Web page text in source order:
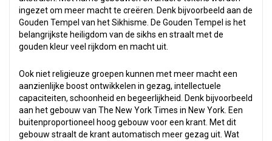
ingezet om meer macht te creëren. Denk bijvoorbeeld aan de
Gouden Tempel van het Sikhisme. De Gouden Tempel is het
belangrijkste heiligdom van de sikhs en straalt met de
gouden kleur veel rijkdom en macht uit.
Ook niet religieuze groepen kunnen met meer macht een
aanzienlijke boost ontwikkelen in gezag, intellectuele
capaciteiten, schoonheid en begeerlijkheid. Denk bijvoorbeeld
aan het gebouw van The New York Times in New York. Een
buitenproportioneel hoog gebouw voor een krant. Met dit
gebouw straalt de krant automatisch meer gezag uit. Wat